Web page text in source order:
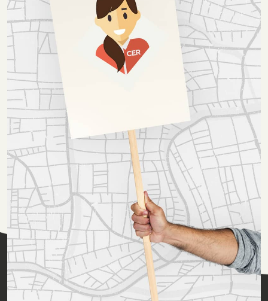
Fermé Voir nos horaires
Appelez-nous !
04 90 31 13 73
Je souhaite prendre contact avec
un(e) conseiller(e)